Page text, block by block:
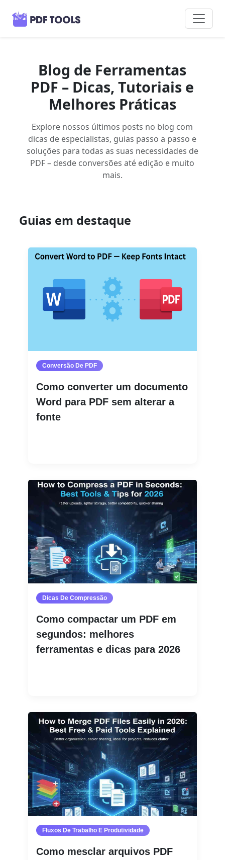
Blog de Ferramentas
PDF – Dicas, Tutoriais e
Melhores Práticas
Explore nossos últimos posts no blog com
dicas de especialistas, guias passo a passo e
soluções para todas as suas necessidades de
PDF – desde conversões até edição e muito
mais.
Guias em destaque
Conversão De PDF
Como converter um documento
Word para PDF sem alterar a
fonte
Dicas De Compressão
Como compactar um PDF em
segundos: melhores
ferramentas e dicas para 2026
Fluxos De Trabalho E Produtividade
Como mesclar arquivos PDF